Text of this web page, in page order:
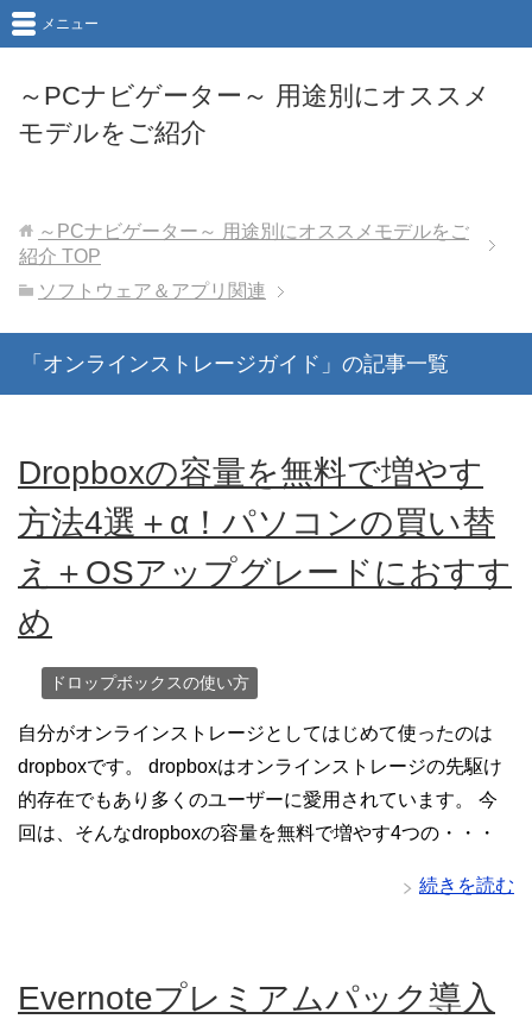
～PCナビゲーター～ 用途別にオススメ
モデルをご紹介
メニュー
～PCナビゲーター～ 用途別にオススメモデルをご
紹介 TOP
ソフトウェア＆アプリ関連
「オンラインストレージガイド」の記事一覧
Dropboxの容量を無料で増やす
方法4選＋α！パソコンの買い替
え＋OSアップグレードにおすす
め
ドロップボックスの使い方
自分がオンラインストレージとしてはじめて使ったのは
dropboxです。 dropboxはオンラインストレージの先駆け
的存在でもあり多くのユーザーに愛用されています。 今
回は、そんなdropboxの容量を無料で増やす4つの・・・
続きを読む
Evernoteプレミアムパック導入